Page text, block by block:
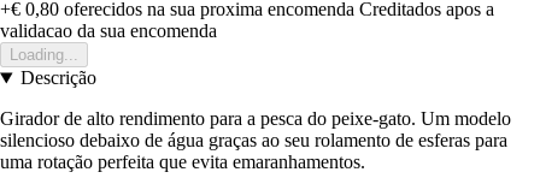
+€ 0,80 oferecidos na sua proxima encomenda Creditados apos a
validacao da sua encomenda
Loading...
Descrição
Girador de alto rendimento para a pesca do peixe-gato. Um modelo
silencioso debaixo de água graças ao seu rolamento de esferas para
uma rotação perfeita que evita emaranhamentos.